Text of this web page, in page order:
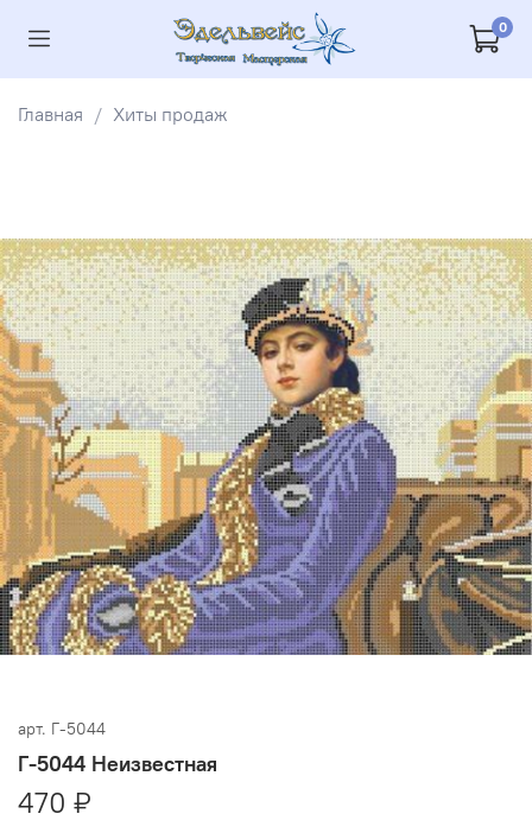
0
Главная Хиты продаж
арт. Г-5044
Г-5044 Неизвестная
470 ₽